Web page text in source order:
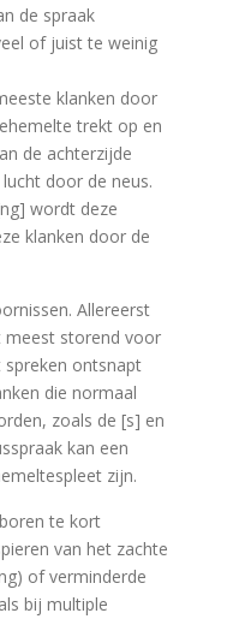
de spraak
of juist te weinig
klanken door
trekt op en
de achterzijde
door de neus.
wordt deze
klanken door de
Allereerst
meest storend voor
spreken ontsnapt
die normaal
zoals de [s] en
kan een
zijn.
te kort
van het zachte
of verminderde
bij multiple